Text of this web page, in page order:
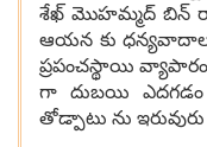
శేఖ్ మొహమ్మద్ బిన్
ఆయన కు ధన్యవాదాల
ప్రపంచస్థాయి వ్యాపారం
గా దుబయి
తోడ్పాటు ను